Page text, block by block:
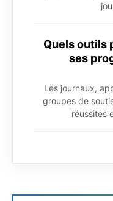
Quels outils
ses
Les journaux,
groupes de
réussites